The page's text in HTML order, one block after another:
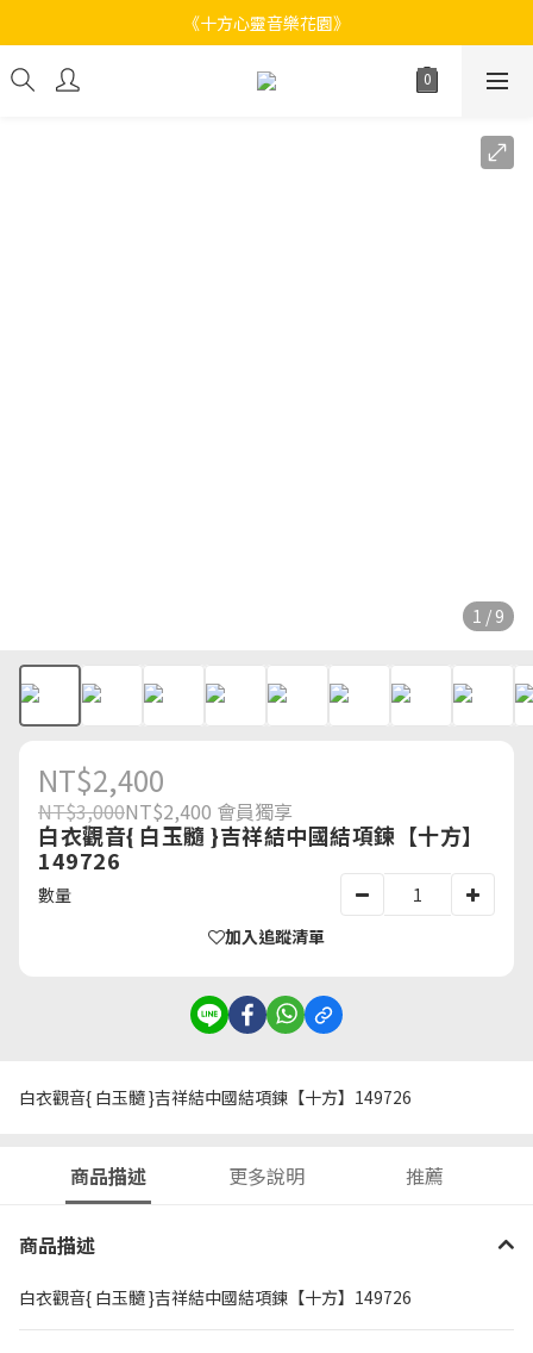
《十方心靈音樂花園》
《十方心靈音樂花園》
Welcome
1 / 9
NT$2,400
NT$3,000NT$2,400 會員獨享
白衣觀音{ 白玉髓 }吉祥結中國結項鍊【十方】
149726
數量
加入追蹤清單
白衣觀音{ 白玉髓 }吉祥結中國結項鍊【十方】149726
商品描述 更多說明 推薦
商品描述
白衣觀音{ 白玉髓 }吉祥結中國結項鍊【十方】149726